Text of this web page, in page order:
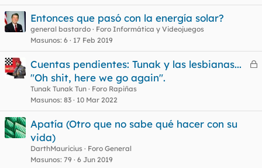
a
Entonces que pasó con la energía solar?
general bastardo
Foro Informática y Videojuegos
Masunos 6 17 Feb 2019
C
a
Cuentas pendientes: Tunak y las lesbianas...
"Oh shit, here we go again".
Tunak Tunak Tun
Foro Rapiñas
Masunos 83 10 Mar 2022
Apatía (Otro que no sabe qué hacer con su
vida)
DarthMauricius
Foro General
Masunos 79 6 Jun 2019